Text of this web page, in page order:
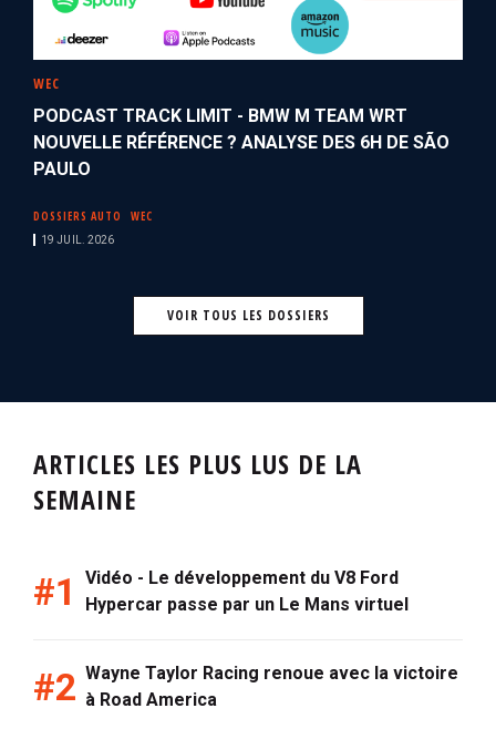
WEC
PODCAST TRACK LIMIT - BMW M TEAM WRT
NOUVELLE RÉFÉRENCE ? ANALYSE DES 6H DE SÃO
PAULO
DOSSIERS AUTO WEC
19 JUIL. 2026
VOIR TOUS LES DOSSIERS
ARTICLES LES PLUS LUS DE LA
SEMAINE
Vidéo - Le développement du V8 Ford
Hypercar passe par un Le Mans virtuel
Wayne Taylor Racing renoue avec la victoire
à Road America